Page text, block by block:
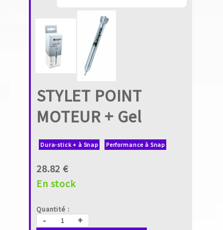
STYLET POINT
MOTEUR + Gel
Dura-stick + à Snap Performance à Snap
28.82 €
En stock
Quantité :
- +